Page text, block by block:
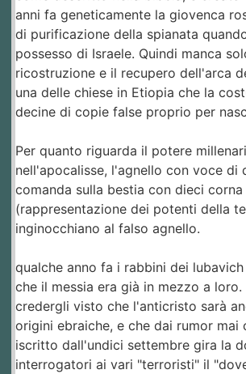
anni fa geneticamente la giovenca
di purificazione della spianata
possesso di Israele. Quindi manca
ricostruzione e il recupero dell'arca
una delle chiese in Etiopia che la
decine di copie false proprio per
Per quanto riguarda il potere
nell'apocalisse, l'agnello con voce di
comanda sulla bestia con dieci
(rappresentazione dei potenti della
inginocchiano al falso agnello.
qualche anno fa i rabbini dei
che il messia era già in mezzo a
credergli visto che l'anticristo sarà
origini ebraiche, e che dai rumor mai
iscritto dall'undici settembre gira la
interrogatori ai vari "terroristi" il